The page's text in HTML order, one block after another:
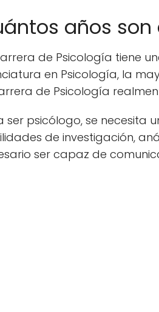
años
de Psicología tiene
en Psicología, la
de Psicología
ser psicólogo, se necesita
de investigación,
ser capaz de